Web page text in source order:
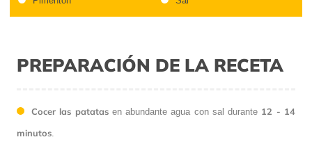
PREPARACIÓN DE LA RECETA
Cocer las patatasen abundante agua con sal durante 12 - 14
minutos